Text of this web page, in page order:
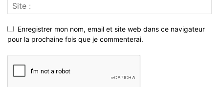
Enregistrer mon nom, email et site web dans ce navigateur
pour la prochaine fois que je commenterai.